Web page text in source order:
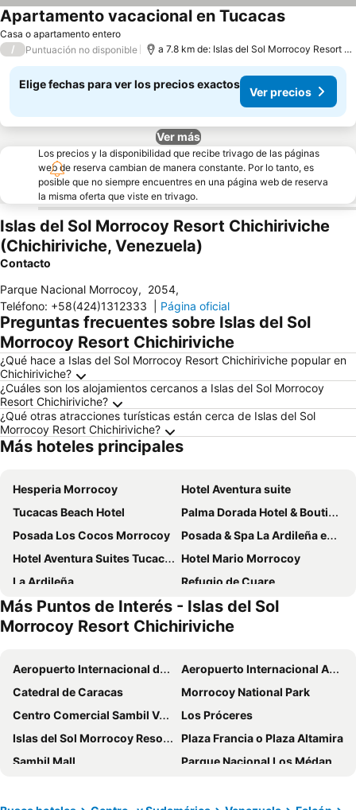
Casa o apartamento entero
Apartamento vacacional en Tucacas
/ Puntuación no disponible a 7.8 km de: Islas del Sol Morrocoy Resort Chichiriviche
Elige fechas para ver los precios exactos
Ver precios
Ver más
Los precios y la disponibilidad que recibe trivago de las páginas
web de reserva cambian de manera constante. Por lo tanto, es
posible que no siempre encuentres en una página web de reserva
la misma oferta que viste en trivago.
Islas del Sol Morrocoy Resort Chichiriviche
(Chichiriviche, Venezuela)
Contacto
Parque Nacional Morrocoy, 2054,
Teléfono: +58(424)1312333 Página oficial
Preguntas frecuentes sobre Islas del Sol
Morrocoy Resort Chichiriviche
¿Qué hace a Islas del Sol Morrocoy Resort Chichiriviche popular en
Chichiriviche?
¿Cuáles son los alojamientos cercanos a Islas del Sol Morrocoy
Resort Chichiriviche?
¿Qué otras atracciones turísticas están cerca de Islas del Sol
Morrocoy Resort Chichiriviche?
Más hoteles principales
Hesperia Morrocoy
Hotel Aventura suite
Tucacas Beach Hotel
Palma Dorada Hotel & Boutique
Posada Los Cocos Morrocoy
Posada & Spa La Ardileña en Morrocoy
Hotel Aventura Suites Tucacas
Hotel Mario Morrocoy
La Ardileña
Refugio de Cuare
Hotel La Estacion Tucacas
Más Puntos de Interés - Islas del Sol
Morrocoy Resort Chichiriviche
Aeropuerto Internacional de Maiquetía Simón Bolívar
Aeropuerto Internacional Arturo Michelena
Catedral de Caracas
Morrocoy National Park
Centro Comercial Sambil Valencia
Los Próceres
Islas del Sol Morrocoy Resort Chichiriviche
Plaza Francia o Plaza Altamira
Sambil Mall
Parque Nacional Los Médanos de Coro
Aeropuerto Internacional Hato
Metro